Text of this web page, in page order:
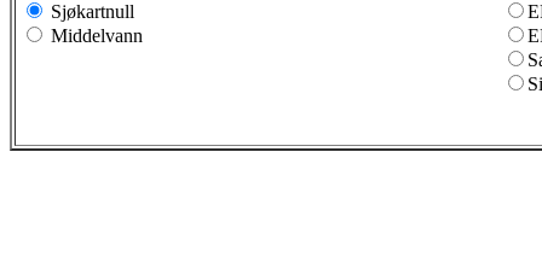
Sjøkartnull
Middelvann